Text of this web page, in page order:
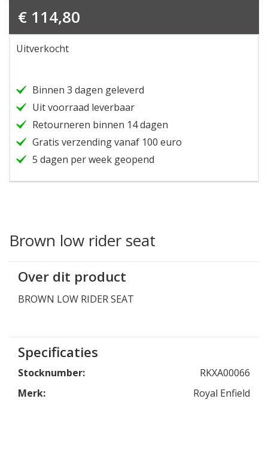
Brown low rider seat
Over dit product
BROWN LOW RIDER SEAT
Specificaties
Stocknumber:
RKXA00066
Merk:
Royal Enfield
€ 114,80
Uitverkocht
Binnen 3 dagen geleverd
Uit voorraad leverbaar
Retourneren binnen 14 dagen
Gratis verzending vanaf 100 euro
5 dagen per week geopend